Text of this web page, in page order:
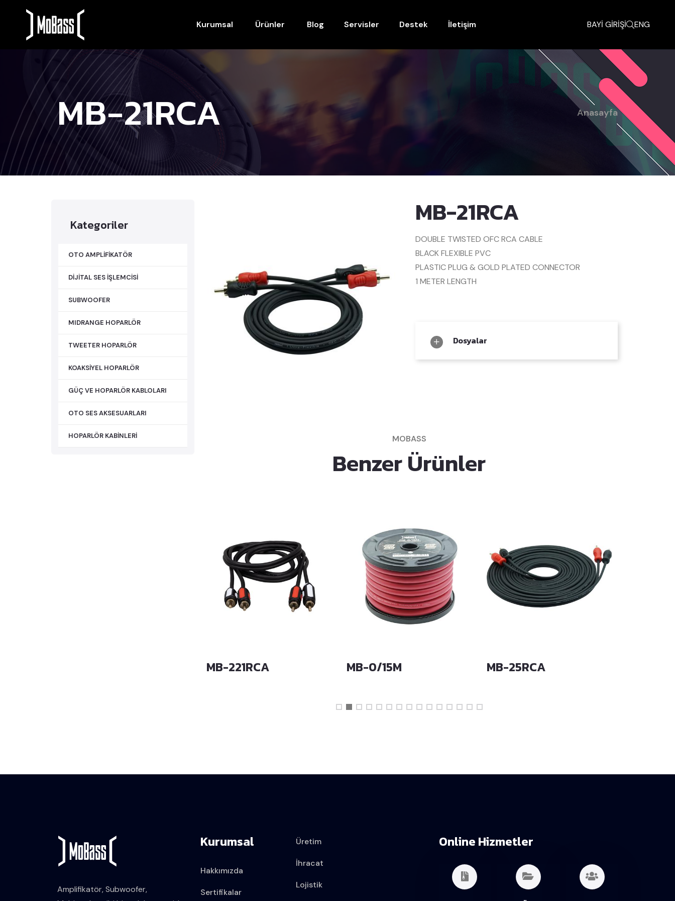
Kurumsal Ürünler Blog Servisler Destek İletişim BAYİ GİRİŞİ ENG
MB-21RCA Anasayfa
Kategoriler
OTO AMPLİFİKATÖR
DİJİTAL SES İŞLEMCİSİ
SUBWOOFER
MIDRANGE HOPARLÖR
TWEETER HOPARLÖR
KOAKSİYEL HOPARLÖR
GÜÇ VE HOPARLÖR KABLOLARI
OTO SES AKSESUARLARI
HOPARLÖR KABİNLERİ
MB-21RCA
DOUBLE TWISTED OFC RCA CABLE
BLACK FLEXIBLE PVC
PLASTIC PLUG & GOLD PLATED CONNECTOR
1 METER LENGTH
Dosyalar
MOBASS
Benzer Ürünler
MB-221RCA MB-0/15M MB-25RCA
Amplifikatör, Subwoofer,
Kurumsal
Hakkımızda
Sertifikalar
Üretim
İhracat
Lojistik
Online Hizmetler